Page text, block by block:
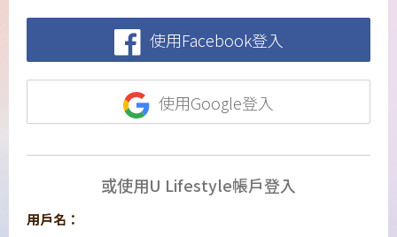
使用Facebook登入
使用Google登入
或使用U Lifestyle帳戶登入
用戶名：